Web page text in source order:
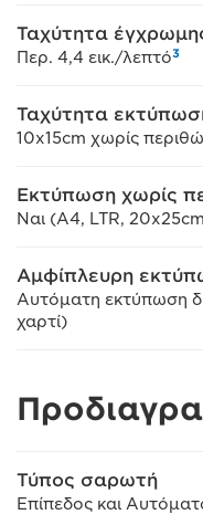
Ταχύτητα
Περ. 4,4 εικ./λεπτό3
Ταχύτητα
10x15cm χωρίς
Εκτύπωση χωρίς
Ναι (A4, LTR,
Αμφίπλευρη
Αυτόματη εκτύπωση
χαρτί)
Τύπος σαρωτή
Επίπεδος και